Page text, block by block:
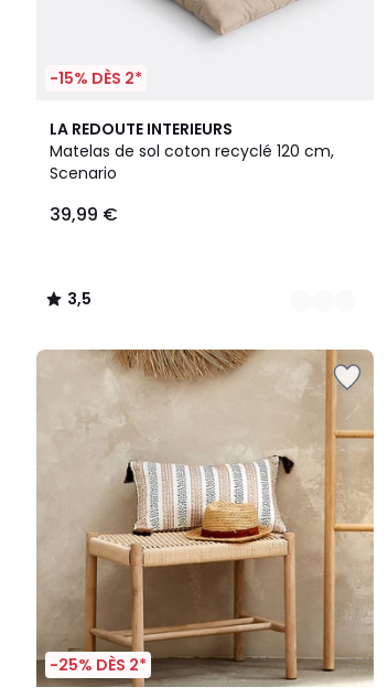
-15% DÈS 2*
LA REDOUTE INTERIEURS
Matelas de sol coton recyclé 120 cm,
Scenario
39,99 €
3,5
/ 5
10
Couleurs
3,5
/
-25% DÈS 2*